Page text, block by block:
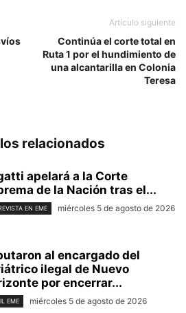
Artículo siguiente
Continúa el corte total en
Ruta 1 por el hundimiento de
una alcantarilla en Colonia
Teresa
relacionados
apelará a la Corte
de la Nación tras el...
EN EME miércoles 5 de agosto de 2026
al encargado del
ilegal de Nuevo
por encerrar...
EME miércoles 5 de agosto de 2026